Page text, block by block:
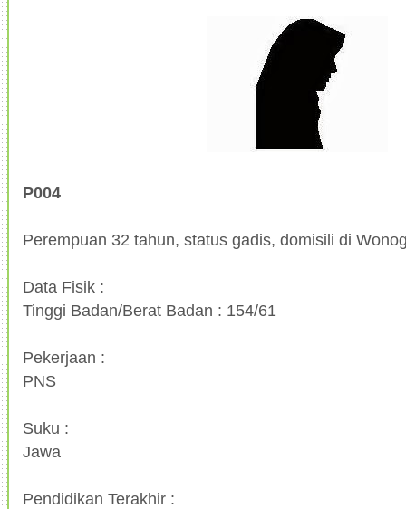
P004
Perempuan 32 tahun, status gadis, domisili di
Data Fisik :
Tinggi Badan/Berat Badan : 154/61
Pekerjaan :
PNS
Suku :
Jawa
Pendidikan Terakhir :